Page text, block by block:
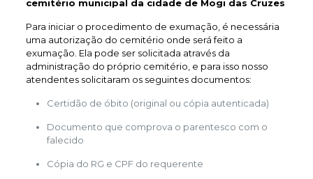
cemitério municipal da cidade de Mogi das Cruzes
Para iniciar o procedimento de exumação, é necessária
uma autorização do cemitério onde será feito a
exumação. Ela pode ser solicitada através da
administração do próprio cemitério, e para isso nosso
atendentes solicitaram os seguintes documentos:
Certidão de óbito (original ou cópia autenticada)
Documento que comprova o parentesco com o
falecido
Cópia do RG e CPF do requerente